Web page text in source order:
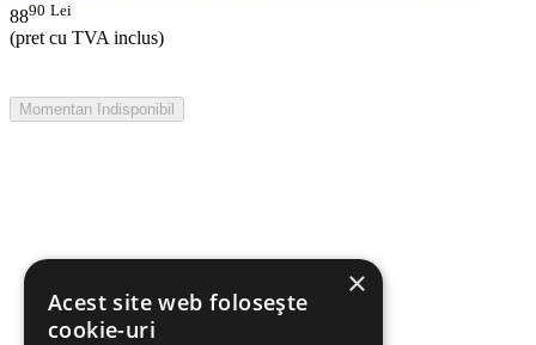
8890 Lei
(pret cu TVA inclus)
Momentan Indisponibil
×
Acest site web folosește
cookie-uri